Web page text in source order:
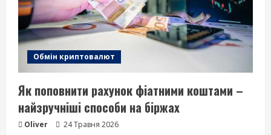
Обмін криптовалют
Як поповнити рахунок фіатними коштами –
найзручніші способи на біржах
Oliver 24 Травня 2026